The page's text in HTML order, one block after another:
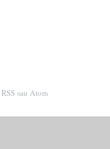
RSS sau Atom